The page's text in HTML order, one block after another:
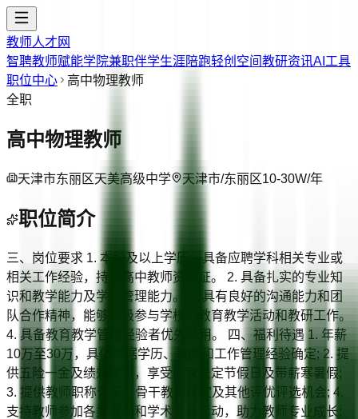
教师人才网
智聘教师赋能学院兼职伴学生涯陪跑轻创空间教研资讯AI工具
职位中心
高中物理教师
全职
高中物理教师
天津市东丽区天美高级中学 天津市/东丽区10-30W/年
职位简介
三、岗位要求 1. 本科及以上学历，具备应聘学科相关专业或
相关工作经验，持有高中教师资格证。 2. 具备扎实的专业知
识和教学能力及学生管理能力。 3. 具有良好的沟通能力和团
队合作精神，能够积极参与学校的教育教学活动和教研工作。
4. 具备教育教学管理经验者优先录用。 四、福利待遇 1. 年薪
10万至30万，具体根据学历、教龄和工作管理经验确定; 2. 提
供五险一金及绩效奖金，享受国家法定节假日及带薪寒暑假;
3. 提供教师职称评定、骨干教师评定及其他评优评选机会; 4.
支持教师参加各类培训和学术交流活动，助力教师专业成长;